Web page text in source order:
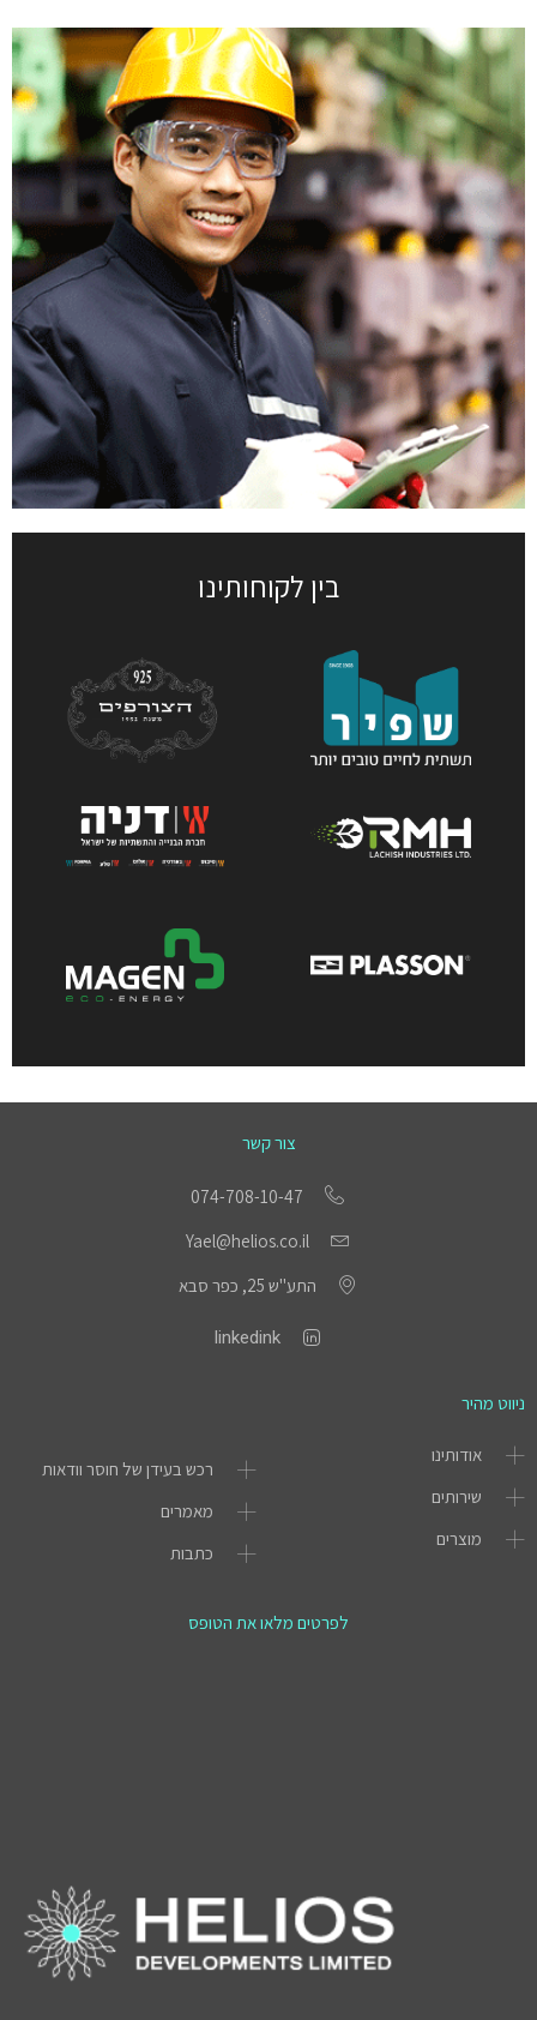
בין לקוחותינו
צור קשר
074-708-10-47
Yael@helios.co.il
התע"ש 25, כפר סבא
linkedink
ניווט מהיר
אודותינו
שירותים
מוצרים
רכש בעידן של חוסר וודאות
מאמרים
כתבות
לפרטים מלאו את הטופס